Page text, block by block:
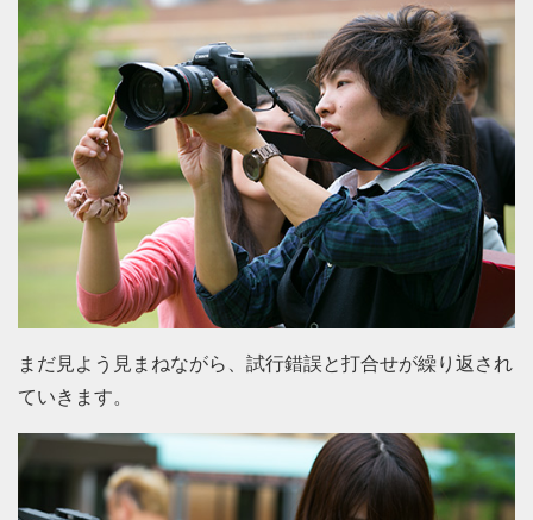
まだ見よう見まねながら、試行錯誤と打合せが繰り返され
ていきます。